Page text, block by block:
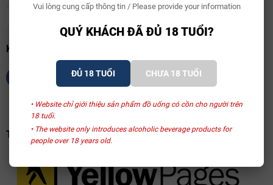
Vui lòng cung cấp thông tin / Please provide your information
QUÝ KHÁCH ĐÃ ĐỦ 18 TUỔI?
ĐỦ 18 TUỔI CHƯA 18 TUỔI
• Website chỉ giới thiệu sản phẩm đồ uống có cồn cho người trên
18 tuổi.
• The website only introduces alcoholic beverage products for
people over 18 years old.
KẾT NỐI CHÚNG TÔI
TRANG VÀNG VIỆT NAM